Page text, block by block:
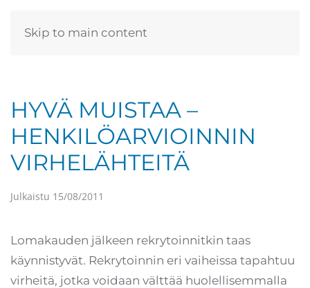
Skip to main content
HYVÄ MUISTAA –
HENKILÖARVIOINNIN
VIRHELÄHTEITÄ
Julkaistu 15/08/2011
Lomakauden jälkeen rekrytoinnitkin taas
käynnistyvät. Rekrytoinnin eri vaiheissa tapahtuu
virheitä, jotka voidaan välttää huolellisemmalla